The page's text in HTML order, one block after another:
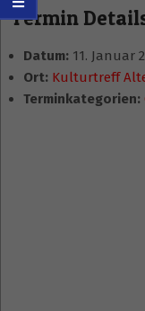
Termin
Datum: 11. Januar
Ort: Kulturtreff
Terminkategorien: